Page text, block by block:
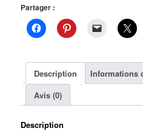
Partager :
Description
Informations
Avis (0)
Description